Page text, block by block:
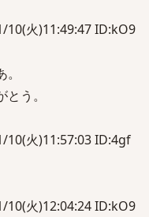
10(火)11:49:47 ID:kO9
う。
10(火)11:57:03 ID:4gf
10(火)12:04:24 ID:kO9